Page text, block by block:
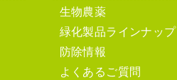
生物農薬
緑化製品ラインナップ
防除情報
よくあるご質問